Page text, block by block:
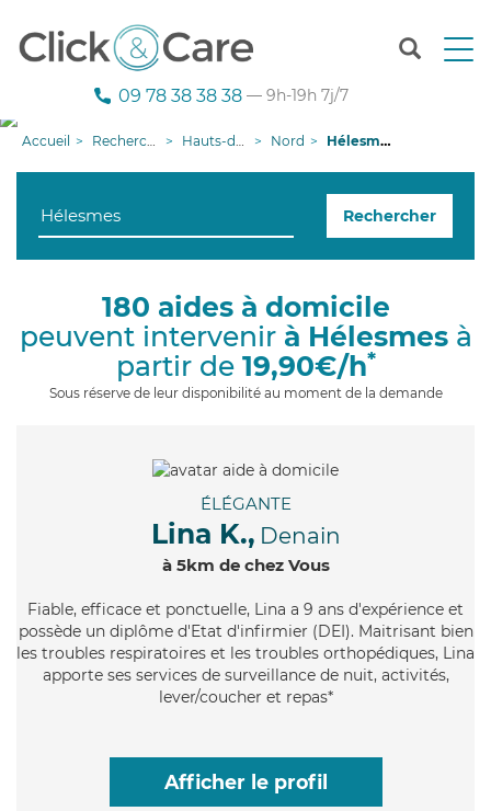
T
n
g
i
09 78 38 38 38 — 9h-19h 7j/7
Accueil Recherche aide à domicile Hauts-de-France Nord Hélesmes
Rechercher
180 aides à domicile
peuvent intervenir à Hélesmesà
partir de 19,90€/h*
Sous réserve de leur disponibilité au moment de la demande
ÉLÉGANTE
Lina K., Denain
à 5km de chez Vous
Fiable, efficace et ponctuelle, Lina a 9 ans d'expérience et
possède un diplôme d'Etat d'infirmier (DEI). Maitrisant bien
les troubles respiratoires et les troubles orthopédiques, Lina
apporte ses services de surveillance de nuit, activités,
lever/coucher et repas*
Afficher le profil